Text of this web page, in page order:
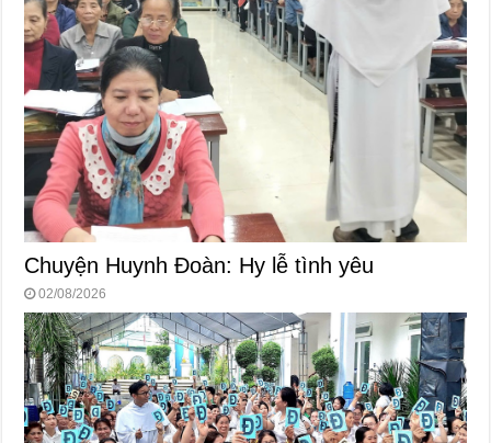
Chuyện Huynh Đoàn: Hy lễ tình yêu
02/08/2026